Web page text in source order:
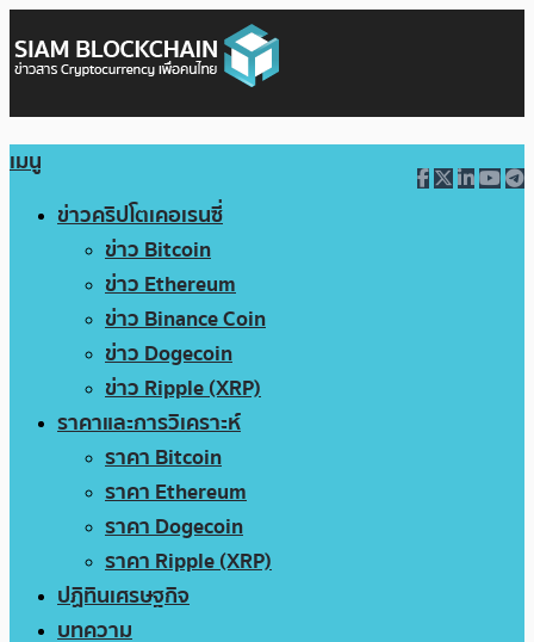
เมนู
ข่าวคริปโตเคอเรนซี่
ข่าว Bitcoin
ข่าว Ethereum
ข่าว Binance Coin
ข่าว Dogecoin
ข่าว Ripple (XRP)
ราคาและการวิเคราะห์
ราคา Bitcoin
ราคา Ethereum
ราคา Dogecoin
ราคา Ripple (XRP)
ปฏิทินเศรษฐกิจ
บทความ